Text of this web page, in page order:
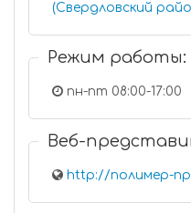
(Свердловский
Режим работы:
пн-пт 08:00-17:00
Веб-
http://полимер-